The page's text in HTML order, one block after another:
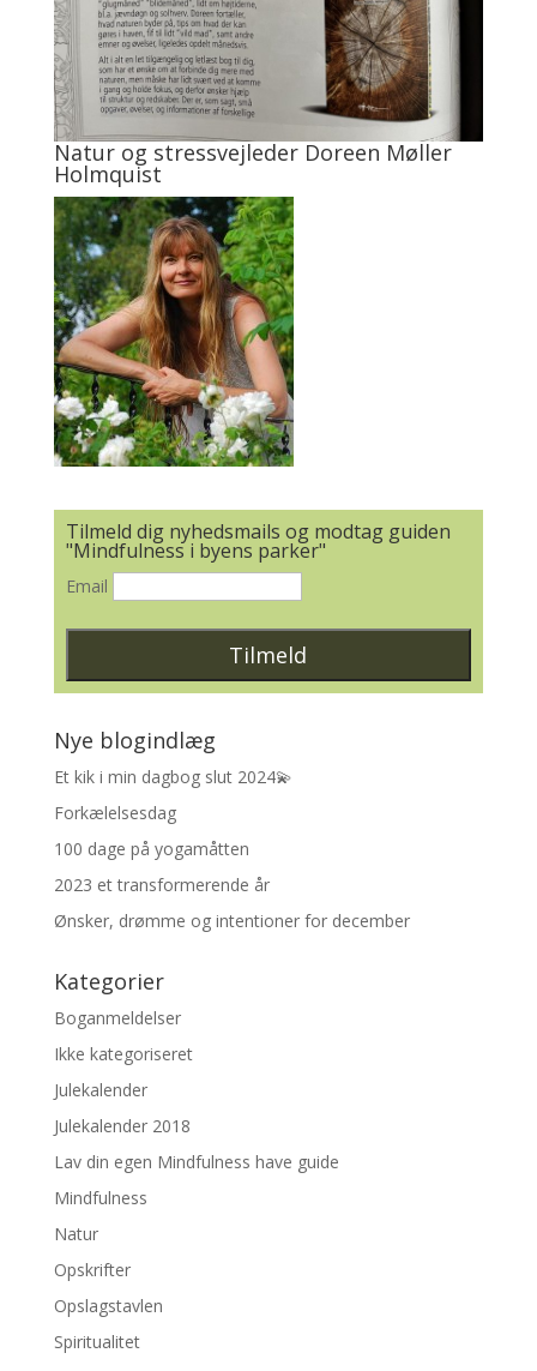
Natur og stressvejleder Doreen Møller
Holmquist
Tilmeld dig nyhedsmails og modtag guiden
"Mindfulness i byens parker"
Email
Nye blogindlæg
Et kik i min dagbog slut 2024💫
Forkælelsesdag
100 dage på yogamåtten
2023 et transformerende år
Ønsker, drømme og intentioner for december
Kategorier
Boganmeldelser
Ikke kategoriseret
Julekalender
Julekalender 2018
Lav din egen Mindfulness have guide
Mindfulness
Natur
Opskrifter
Opslagstavlen
Spiritualitet